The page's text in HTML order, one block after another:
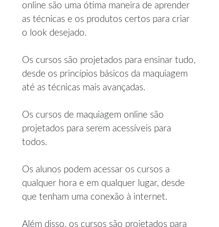
online são uma ótima maneira de aprender
as técnicas e os produtos certos para criar
o look desejado.
Os cursos são projetados para ensinar tudo,
desde os princípios básicos da maquiagem
até as técnicas mais avançadas.
Os cursos de maquiagem online são
projetados para serem acessíveis para
todos.
Os alunos podem acessar os cursos a
qualquer hora e em qualquer lugar, desde
que tenham uma conexão à internet.
Além disso, os cursos são projetados para